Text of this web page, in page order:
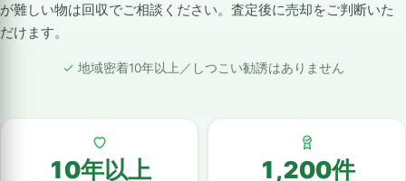
が難しい物は回収でご相談ください。査定後に売却をご判断いた
だけます。
地域密着10年以上／しつこい勧誘はありません
10年以上 1,200件